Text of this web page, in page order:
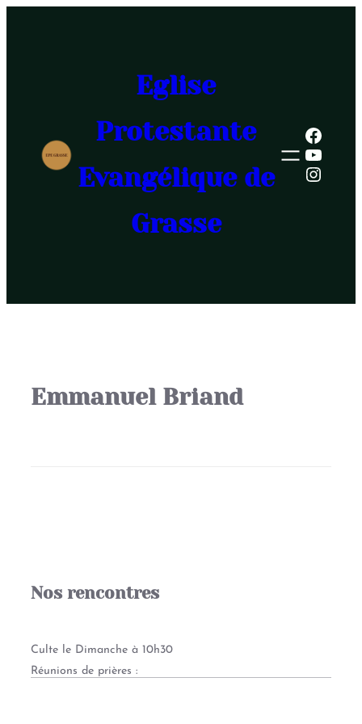
Eglise
Protestante
Evangélique de
Grasse
Emmanuel Briand
Nos rencontres
Culte le Dimanche à 10h30
Réunions de prières :